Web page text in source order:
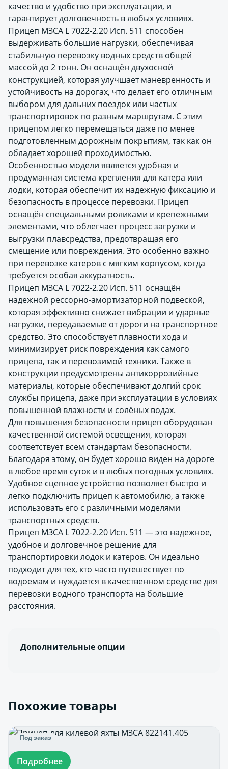
качество и удобство при эксплуатации, и
гарантирует долговечность в любых условиях.
Прицеп МЗСА L 7022-2.20 Исп. 511 способен
выдерживать большие нагрузки, обеспечивая
стабильную перевозку водных средств общей
массой до 2 тонн. Он оснащён двухосной
конструкцией, которая улучшает маневренность и
устойчивость на дорогах, что делает его отличным
выбором для дальних поездок или частых
транспортировок по разным маршрутам. С этим
прицепом легко перемещаться даже по менее
подготовленным дорожным покрытиям, так как он
обладает хорошей проходимостью.
Особенностью модели является удобная и
продуманная система крепления для катера или
лодки, которая обеспечит их надежную фиксацию и
безопасность в процессе перевозки. Прицеп
оснащён специальными роликами и крепежными
элементами, что облегчает процесс загрузки и
выгрузки плавсредства, предотвращая его
смещение или повреждения. Это особенно важно
при перевозке катеров с мягким корпусом, когда
требуется особая аккуратность.
Прицеп МЗСА L 7022-2.20 Исп. 511 оснащён
надежной рессорно-амортизаторной подвеской,
которая эффективно снижает вибрации и ударные
нагрузки, передаваемые от дороги на транспортное
средство. Это способствует плавности хода и
минимизирует риск повреждения как самого
прицепа, так и перевозимой техники. Также в
конструкции предусмотрены антикоррозийные
материалы, которые обеспечивают долгий срок
службы прицепа, даже при эксплуатации в условиях
повышенной влажности и солёных водах.
Для повышения безопасности прицеп оборудован
качественной системой освещения, которая
соответствует всем стандартам безопасности.
Благодаря этому, он будет хорошо виден на дороге
в любое время суток и в любых погодных условиях.
Удобное сцепное устройство позволяет быстро и
легко подключить прицеп к автомобилю, а также
использовать его с различными моделями
транспортных средств.
Прицеп МЗСА L 7022-2.20 Исп. 511 — это надежное,
удобное и долговечное решение для
транспортировки лодок и катеров. Он идеально
подходит для тех, кто часто путешествует по
водоемам и нуждается в качественном средстве для
перевозки водного транспорта на большие
расстояния.
Дополнительные опции
Похожие товары
Под заказ
Подробнее